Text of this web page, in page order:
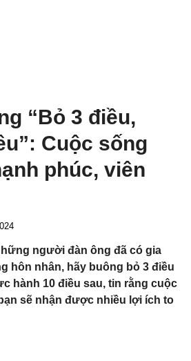
“Bỏ 3 điều,
Cuộc sống
phúc, viên
người đàn ông đã có gia
hôn nhân, hãy buông bỏ 3 điều
hành 10 điều sau, tin rằng cuộc
sẽ nhận được nhiều lợi ích to